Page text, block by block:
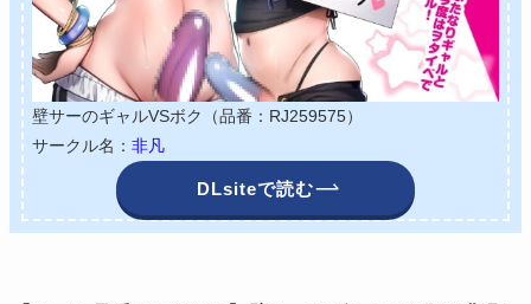
壁サーのギャルVSボク（品番：RJ259575）
サークル名： 非凡
DLsiteで読む